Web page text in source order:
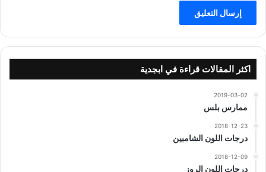
اكثر المقالات قراءة في ابجدية
2019-03-02
ممارس بلس
2018-12-23
درجات اللون الشامبين
2018-12-09
درجات اللون الروز